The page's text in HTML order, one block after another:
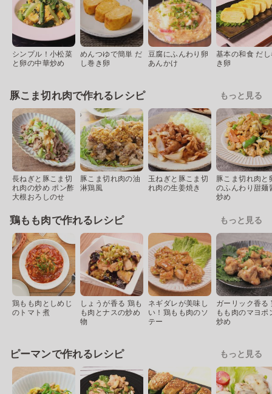
シンプル！小松菜
と卵の中華炒め
めんつゆで簡単 だ
し巻き卵
豆腐にふんわり卵
あんかけ
基本の和食 だ
き卵
豚こま切れ肉で作れるレシピ もっと見る
長ねぎと豚こま切
れ肉の炒め ポン酢
大根おろしのせ
豚こま切れ肉の油
淋鶏風
玉ねぎと豚こま切
れ肉の生姜焼き
豚こま切れ肉と
のふんわり甜麺
炒め
鶏もも肉で作れるレシピ もっと見る
鶏もも肉としめじ
のトマト煮
しょうが香る 鶏も
も肉とナスの炒め
物
ネギダレが美味し
い！鶏もも肉のソ
テー
ガーリック香る
もも肉のマヨポ
炒め
ピーマンで作れるレシピ もっと見る